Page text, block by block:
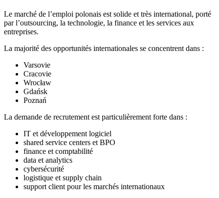
Le marché de l’emploi polonais est solide et très international, porté
par l’outsourcing, la technologie, la finance et les services aux
entreprises.
La majorité des opportunités internationales se concentrent dans :
Varsovie
Cracovie
Wrocław
Gdańsk
Poznań
La demande de recrutement est particulièrement forte dans :
IT et développement logiciel
shared service centers et BPO
finance et comptabilité
data et analytics
cybersécurité
logistique et supply chain
support client pour les marchés internationaux